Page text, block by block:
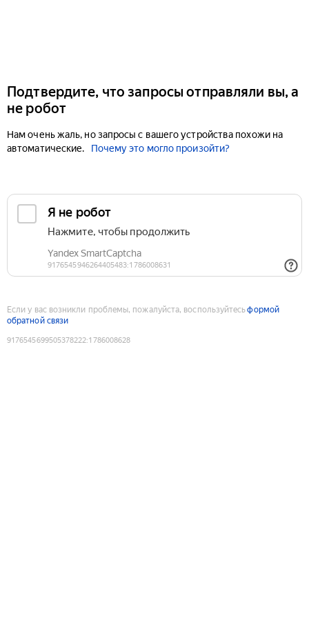
Подтвердите, что запросы отправляли вы, а
не робот
Нам очень жаль, но запросы с вашего устройства похожи на
автоматические.
Почему это могло произойти?
Если у вас возникли проблемы, пожалуйста, воспользуйтесьформой
обратной связи
9176545699505378222:1786008628